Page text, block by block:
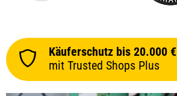
Käuferschutz bis 20.000 €
mit Trusted Shops Plus